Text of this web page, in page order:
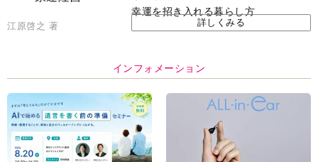
幸運を招き入れる暮らし方
江原啓之 著 詳しくみる
インフォメーション